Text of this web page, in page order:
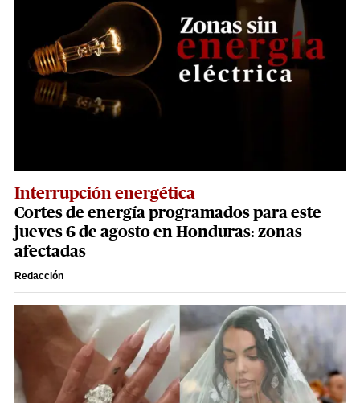
Interrupción energética
Cortes de energía programados para este
jueves 6 de agosto en Honduras: zonas
afectadas
Redacción